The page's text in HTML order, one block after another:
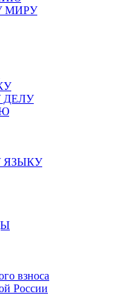
МИРУ
ДЕЛУ
ЯЗЫКУ
взноса
России